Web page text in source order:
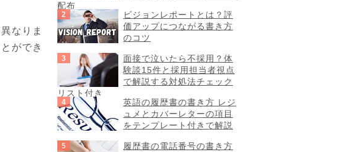
なりま
ができ
配布
ビジョンレポートとは？評
価アップにつながる書き方
のコツ
面接で泣いたら不採用？体
験談15件と採用担当者視点
で解説する対処法チェック
リスト付き
英語の履歴書の書き方 レジ
ュメとカバーレターの項目
をテンプレート付きで解説
履歴書の電話番号の書き方